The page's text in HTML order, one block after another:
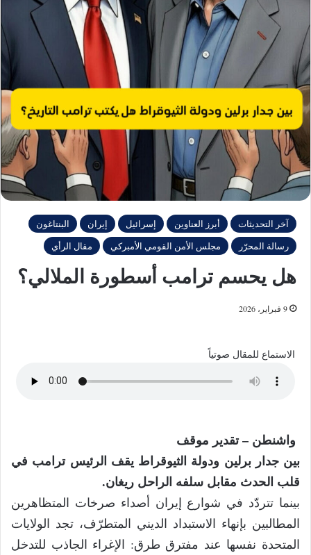
آخر التحديثات أبرز العناوين إسرائيل إيران
البنتاغون
رسالة المحرّر
مجلس الأمن القومي الأمبركي مقال الرأي
هل يحسم ترامب أسطورة الملالي؟
9 فبراير، 2026
الاستماع للمقال صوتياً
واشنطن – تقدير موقف
بين جدار برلين ودولة الثيوقراط يقف الرئيس ترامب في
قلب الحدث مقابل سلفه الراحل ريغان.
بينما تتردّد في شوارع إيران أصداء صرخات المتظاهرين
المطالبين بإنهاء الاستبداد الديني المتطرّف، تجد الولايات
المتحدة نفسها عند مفترق طرق: الإغراء الجاذب للتدخل